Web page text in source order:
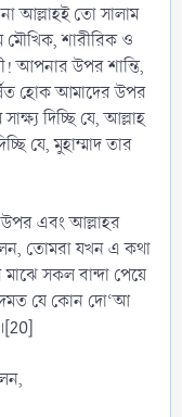
আল্লাহই তো সালাম
মৌখিক, শারীরিক ও
আপনার উপর শান্তি,
হোক আমাদের উপর
দিচ্ছি যে, আল্লাহ
যে, মুহাম্মাদ তার
তোমরা যখন এ কথা
সকল বান্দা পেয়ে
যে কোন দো‘আ